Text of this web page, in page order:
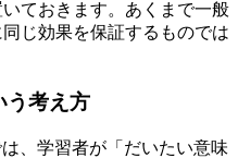
ておきます。あくまで一般
じ効果を保証するものでは
う考え方
、学習者が「だいたい意味